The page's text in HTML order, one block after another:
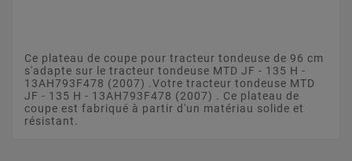
Ce plateau de coupe pour tracteur tondeuse de 96 cm
s'adapte sur le tracteur tondeuse MTD JF - 135 H -
13AH793F478 (2007) .Votre tracteur tondeuse MTD
JF - 135 H - 13AH793F478 (2007) . Ce plateau de
coupe est fabriqué à partir d'un matériau solide et
résistant.